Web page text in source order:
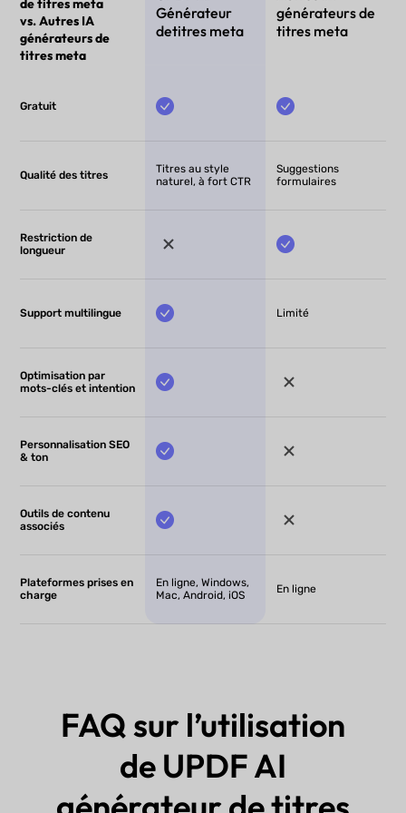
de titres meta
vs. Autres IA
générateurs de
titres meta
Générateur
detitres meta
générateurs de
titres meta
Gratuit
Qualité des titres
Titres au style
naturel, à fort CTR
Suggestions
formulaires
Restriction de
longueur
Support multilingue Limité
Optimisation par
mots-clés et intention
Personnalisation SEO
& ton
Outils de contenu
associés
Plateformes prises en
charge
En ligne, Windows,
Mac, Android, iOS
En ligne
FAQ sur l’utilisation
de UPDF AI